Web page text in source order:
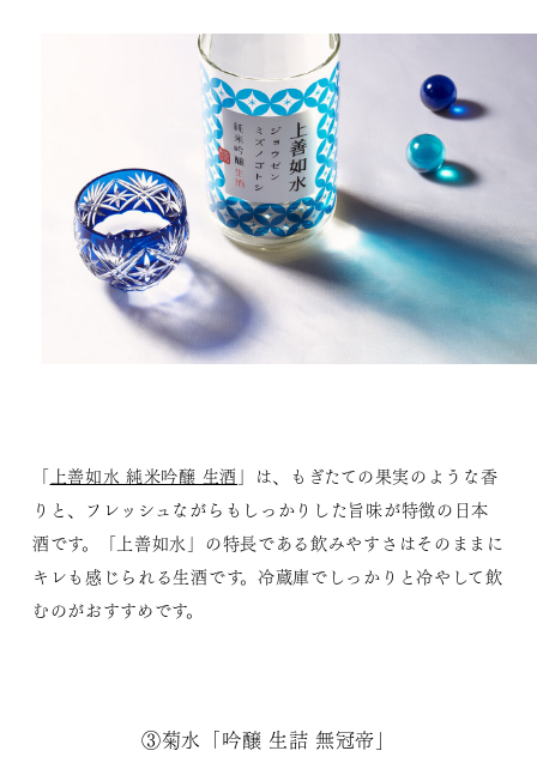
「 上善如水 純米吟醸 生酒 」は、もぎたての果実のような香
りと、フレッシュながらもしっかりした旨味が特徴の日本
酒です。「上善如水」の特長である飲みやすさはそのままに
キレも感じられる生酒です。冷蔵庫でしっかりと冷やして飲
むのがおすすめです。
③菊水「吟醸 生詰 無冠帝」